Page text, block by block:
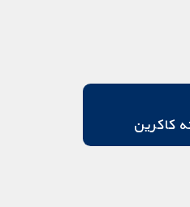
کاکرین